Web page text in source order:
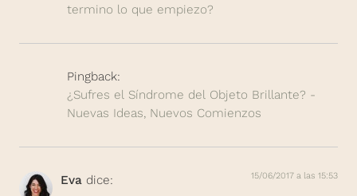
termino lo que empiezo?
Pingback:
¿Sufres el Síndrome del Objeto Brillante? -
Nuevas Ideas, Nuevos Comienzos
Eva dice: 15/06/2017 a las 15:53